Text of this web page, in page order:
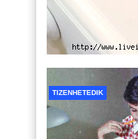
TIZENHETEDIK